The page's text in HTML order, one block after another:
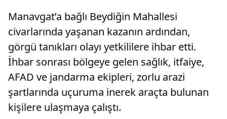
Manavgat’a bağlı Beydiğin Mahallesi
civarlarında yaşanan kazanın ardından,
görgü tanıkları olayı yetkililere ihbar etti.
İhbar sonrası bölgeye gelen sağlık, itfaiye,
AFAD ve jandarma ekipleri, zorlu arazi
şartlarında uçuruma inerek araçta bulunan
kişilere ulaşmaya çalıştı.